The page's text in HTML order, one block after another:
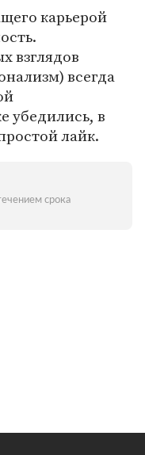
карьерой
взглядов
всегда
убедились, в
лайк.
срока